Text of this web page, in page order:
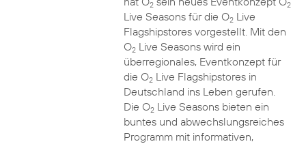
2 2
Live Seasons für die O2Live
Flagshipstores vorgestellt. Mit den
O2Live Seasons wird ein
überregionales, Eventkonzept für
die O2Live Flagshipstores in
Deutschland ins Leben gerufen.
Die O2Live Seasons bieten ein
buntes und abwechslungsreiches
Programm mit informativen,